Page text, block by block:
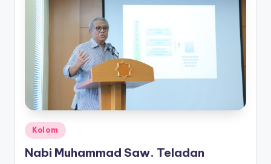
Posted
in
Kolom
Nabi Muhammad Saw. Teladan